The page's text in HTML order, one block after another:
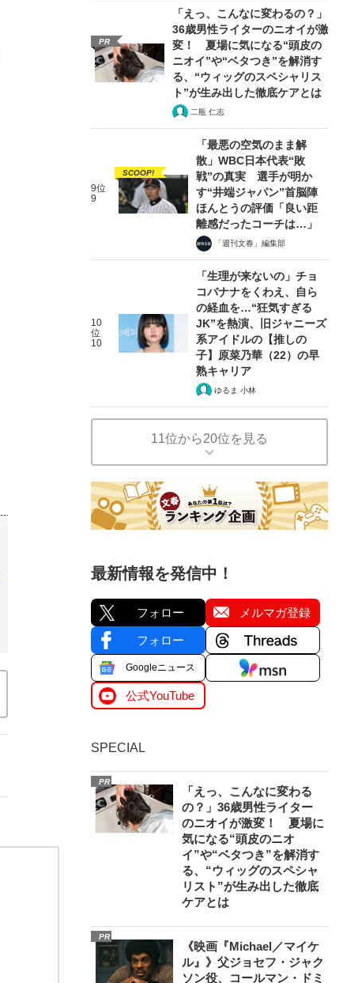
PR
「えっ、こんなに変わるの？」
36歳男性ライターのニオイが激
変！ 夏場に気になる“頭皮の
ニオイ”や“ベタつき”を解消す
る、“ウィッグのスペシャリス
ト”が生み出した徹底ケアとは
二瓶 仁志
9位
9
SCOOP!
「最悪の空気のまま解
散」WBC日本代表“敗
戦”の真実 選手が明か
す“井端ジャパン”首脳陣
ほんとうの評価「良い距
離感だったコーチは…」
「週刊文春」編集部
10
位
10
「生理が来ないの」チョ
コバナナをくわえ、自ら
の経血を…“狂気すぎる
JK”を熱演、旧ジャニーズ
系アイドルの【推しの
子】原菜乃華（22）の早
熟キャリア
ゆるま 小林
11位から20位を見る
最新情報を発信中！
フォロー メルマガ登録
フォロー
Googleニュース
公式YouTube
SPECIAL
PR
「えっ、こんなに変わる
の？」36歳男性ライター
のニオイが激変！ 夏場に
気になる“頭皮のニオ
イ”や“ベタつき”を解消す
る、“ウィッグのスペシャ
リスト”が生み出した徹底
ケアとは
PR
《映画『Michael／マイケ
ル』》父ジョセフ・ジャク
ソン役、コールマン・ドミ